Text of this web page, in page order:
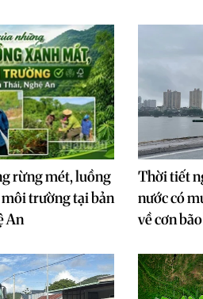
rừng mét, luồng
trường tại bản
An
Thời tiết
nước có
về cơn